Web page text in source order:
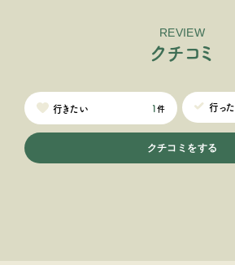
REVIEW
ク チ コ ミ
行きたい 1件 行った
クチコミをする